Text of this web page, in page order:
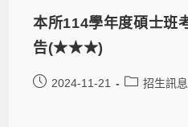
本所114學年度碩士班
告(★★★)
2024-11-21 招生訊息